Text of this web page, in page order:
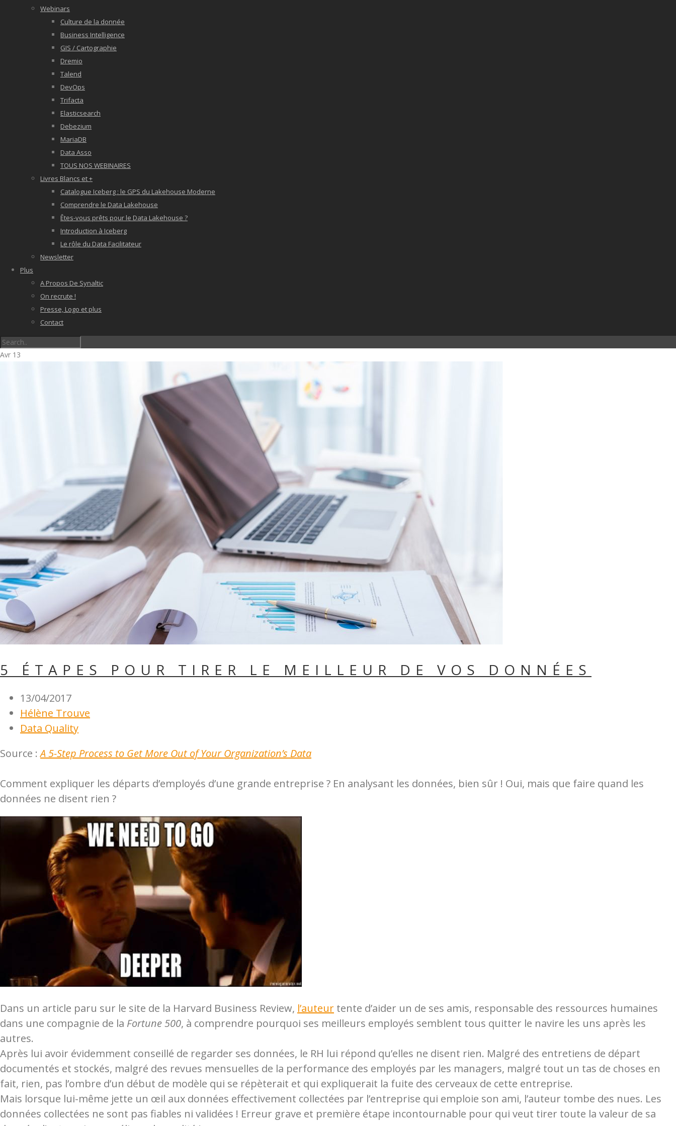
Webinars
Culture de la donnée
Business Intelligence
GIS / Cartographie
Dremio
Talend
DevOps
Trifacta
Elasticsearch
Debezium
MariaDB
Data Asso
TOUS NOS WEBINAIRES
Livres Blancs et +
Catalogue Iceberg : le GPS du Lakehouse Moderne
Comprendre le Data Lakehouse
Êtes-vous prêts pour le Data Lakehouse ?
Introduction à Iceberg
Le rôle du Data Facilitateur
Newsletter
Plus
A Propos De Synaltic
On recrute !
Presse, Logo et plus
Contact
Avr 13
5 ÉTAPES POUR TIRER LE MEILLEUR DE VOS DONNÉES
13/04/2017
Hélène Trouve
Data Quality
Source :A 5-Step Process to Get More Out of Your Organization’s Data
Comment expliquer les départs d’employés d’une grande entreprise ? En analysant les données, bien sûr ! Oui, mais que faire quand les
données ne disent rien ?
Dans un article paru sur le site de la Harvard Business Review, l’auteur tente d’aider un de ses amis, responsable des ressources humaines
dans une compagnie de la Fortune 500, à comprendre pourquoi ses meilleurs employés semblent tous quitter le navire les uns après les
autres.
Après lui avoir évidemment conseillé de regarder ses données, le RH lui répond qu’elles ne disent rien. Malgré des entretiens de départ
documentés et stockés, malgré des revues mensuelles de la performance des employés par les managers, malgré tout un tas de choses en
fait, rien, pas l’ombre d’un début de modèle qui se répèterait et qui expliquerait la fuite des cerveaux de cette entreprise.
Mais lorsque lui-même jette un œil aux données effectivement collectées par l’entreprise qui emploie son ami, l’auteur tombe des nues. Les
données collectées ne sont pas fiables ni validées ! Erreur grave et première étape incontournable pour qui veut tirer toute la valeur de sa